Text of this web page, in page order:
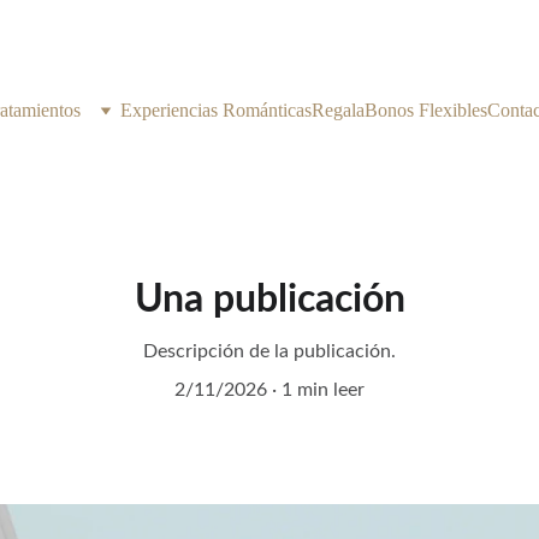
Experiencias RománticasRegalaBonos Flexibles
Una publicación
Descripción de la publicación.
2/11/2026
1 min leer